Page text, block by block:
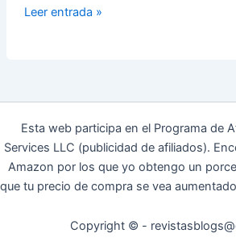
El
que
el
de
las
Leer entrada »
Esta web participa en el Programa de
Services LLC (publicidad de afiliados).
Amazon por los que yo obtengo un
que tu precio de compra se vea
Copyright © -